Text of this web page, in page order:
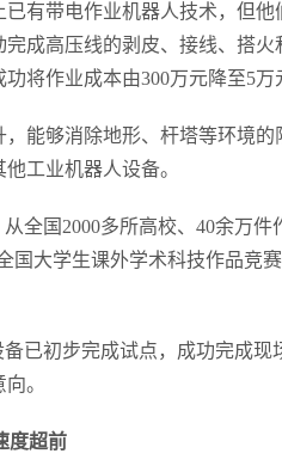
有带电作业机器人技术，但他
成高压线的剥皮、接线、搭火
将作业成本由300万元降至5万
能够消除地形、杆塔等环境的
工业机器人设备。
全国2000多所高校、40余万件
国大学生课外学术科技作品竞
已初步完成试点，成功完成现
。
度超前